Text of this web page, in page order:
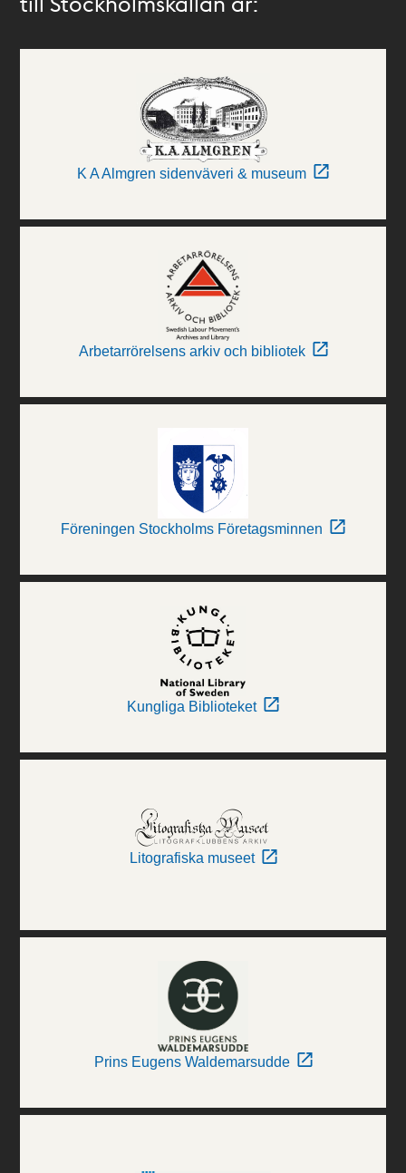
K A Almgren sidenväveri & museum
Arbetarrörelsens arkiv och bibliotek
Föreningen Stockholms Företagsminnen
Kungliga Biblioteket
Litografiska museet
Prins Eugens Waldemarsudde